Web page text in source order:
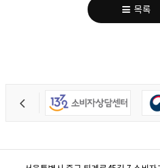
목록